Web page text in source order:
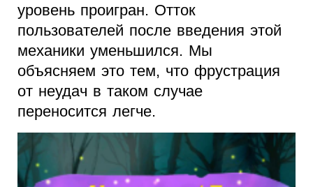
уровень проигран. Отток
пользователей после введения этой
механики уменьшился. Мы
объясняем это тем, что фрустрация
от неудач в таком случае
переносится легче.